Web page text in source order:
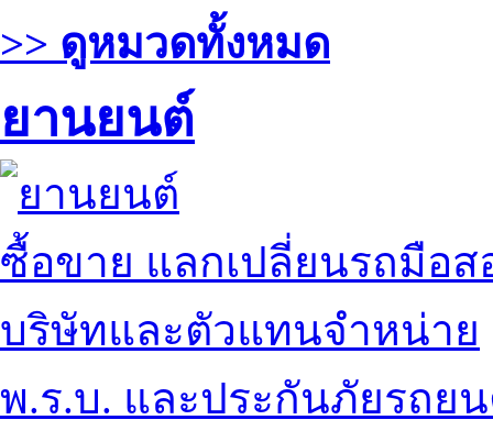
>> ดูหมวดทั้งหมด
ยานยนต์
ซื้อขาย แลกเปลี่ยนรถมือส
บริษัทและตัวแทนจำหน่าย
พ.ร.บ. และประกันภัยรถย